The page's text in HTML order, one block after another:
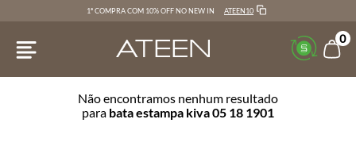
1ª COMPRA COM 10% OFF NO NEW IN ATEEN10
0
Não encontramos nenhum resultado
para bata estampa kiva 05 18 1901